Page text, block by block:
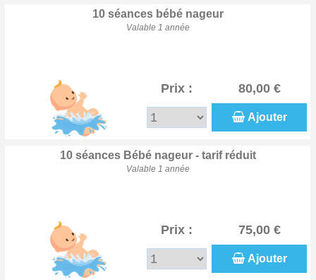
10 séances bébé nageur
Valable 1 année
Prix : 80,00 €
Ajouter
10 séances Bébé nageur - tarif réduit
Valable 1 année
Prix : 75,00 €
Ajouter